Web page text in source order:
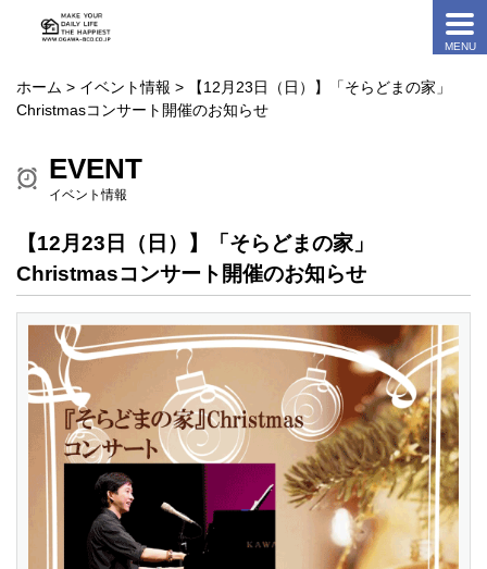
ホーム > イベント情報 > 【12月23日（日）】「そらどまの家」
Christmasコンサート開催のお知らせ
EVENT
イベント情報
【12月23日（日）】「そらどまの家」
Christmasコンサート開催のお知らせ